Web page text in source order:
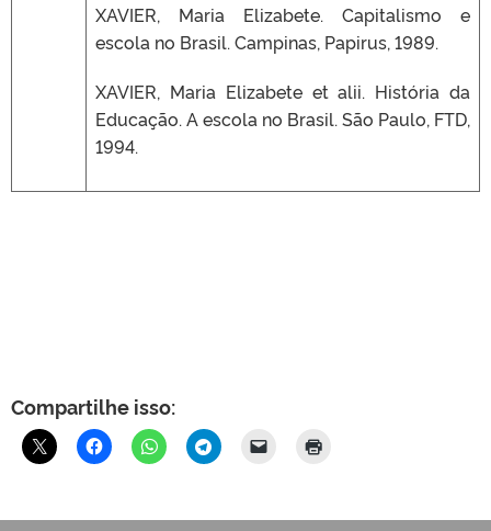
XAVIER, Maria Elizabete. Capitalismo e
escola no Brasil. Campinas, Papirus, 1989.
XAVIER, Maria Elizabete et alii. História da
Educação. A escola no Brasil. São Paulo, FTD,
1994.
Compartilhe isso: